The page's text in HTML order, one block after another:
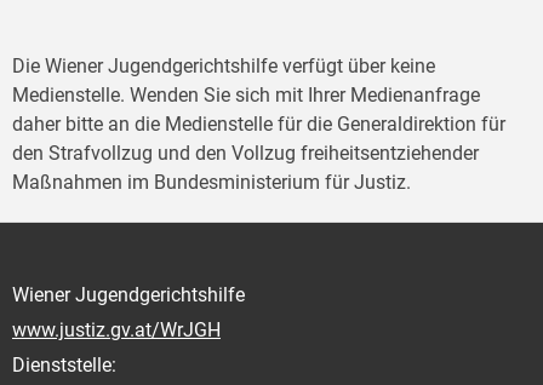
Die Wiener Jugendgerichtshilfe verfügt über keine
Medienstelle. Wenden Sie sich mit Ihrer Medienanfrage
daher bitte an die Medienstelle für die Generaldirektion für
den Strafvollzug und den Vollzug freiheitsentziehender
Maßnahmen im Bundesministerium für Justiz.
Wiener Jugendgerichtshilfe
www.justiz.gv.at/WrJGH
Dienststelle: